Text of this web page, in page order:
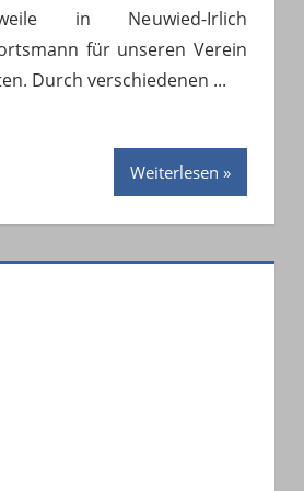
in Neuwied-Irlich
für unseren Verein
Durch verschiedenen
Weiterlesen